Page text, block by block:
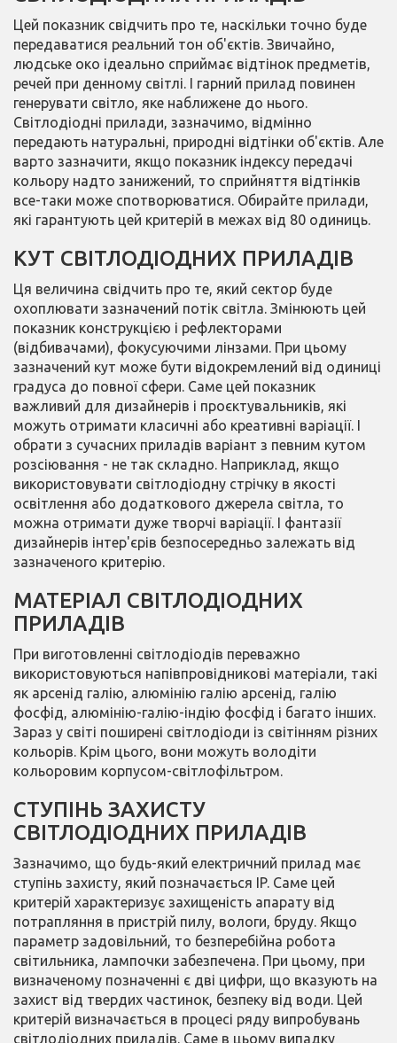
Цей показник свідчить про те, наскільки точно буде
передаватися реальний тон об'єктів. Звичайно,
людське око ідеально сприймає відтінок предметів,
речей при денному світлі. І гарний прилад повинен
генерувати світло, яке наближене до нього.
Світлодіодні прилади, зазначимо, відмінно
передають натуральні, природні відтінки об'єктів. Але
варто зазначити, якщо показник індексу передачі
кольору надто занижений, то сприйняття відтінків
все-таки може спотворюватися. Обирайте прилади,
які гарантують цей критерій в межах від 80 одиниць.
КУТ СВІТЛОДІОДНИХ ПРИЛАДІВ
Ця величина свідчить про те, який сектор буде
охоплювати зазначений потік світла. Змінюють цей
показник конструкцією і рефлекторами
(відбивачами), фокусуючими лінзами. При цьому
зазначений кут може бути відокремлений від одиниці
градуса до повної сфери. Саме цей показник
важливий для дизайнерів і проєктувальників, які
можуть отримати класичні або креативні варіації. І
обрати з сучасних приладів варіант з певним кутом
розсіювання - не так складно. Наприклад, якщо
використовувати світлодіодну стрічку в якості
освітлення або додаткового джерела світла, то
можна отримати дуже творчі варіації. І фантазії
дизайнерів інтер'єрів безпосередньо залежать від
зазначеного критерію.
МАТЕРІАЛ СВІТЛОДІОДНИХ
ПРИЛАДІВ
При виготовленні світлодіодів переважно
використовуються напівпровідникові матеріали, такі
як арсенід галію, алюмінію галію арсенід, галію
фосфід, алюмінію-галію-індію фосфід і багато інших.
Зараз у світі поширені світлодіоди із світінням різних
кольорів. Крім цього, вони можуть володіти
кольоровим корпусом-світлофільтром.
СТУПІНЬ ЗАХИСТУ
СВІТЛОДІОДНИХ ПРИЛАДІВ
Зазначимо, що будь-який електричний прилад має
ступінь захисту, який позначається IP. Саме цей
критерій характеризує захищеність апарату від
потрапляння в пристрій пилу, вологи, бруду. Якщо
параметр задовільний, то безперебійна робота
світильника, лампочки забезпечена. При цьому, при
визначеному позначенні є дві цифри, що вказують на
захист від твердих частинок, безпеку від води. Цей
критерій визначається в процесі ряду випробувань
світлодіодних приладів. Саме в цьому випадку